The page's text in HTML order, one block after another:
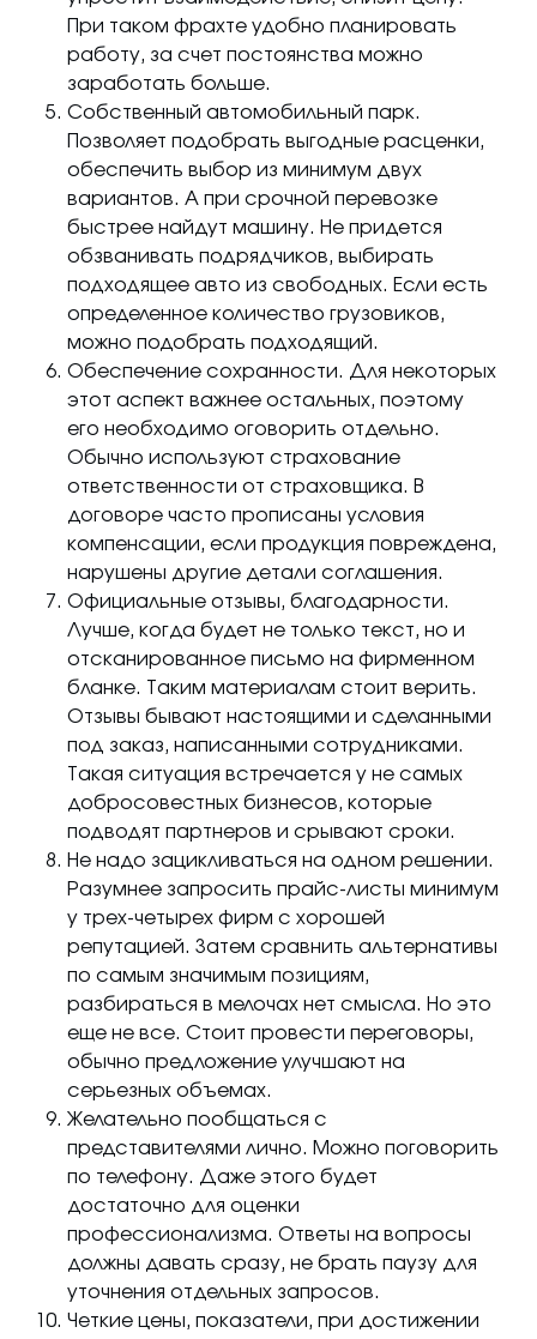
При таком фрахте удобно планировать
работу, за счет постоянства можно
заработать больше.
Собственный автомобильный парк.
Позволяет подобрать выгодные расценки,
обеспечить выбор из минимум двух
вариантов. А при срочной перевозке
быстрее найдут машину. Не придется
обзванивать подрядчиков, выбирать
подходящее авто из свободных. Если есть
определенное количество грузовиков,
можно подобрать подходящий.
Обеспечение сохранности. Для некоторых
этот аспект важнее остальных, поэтому
его необходимо оговорить отдельно.
Обычно используют страхование
ответственности от страховщика. В
договоре часто прописаны условия
компенсации, если продукция повреждена,
нарушены другие детали соглашения.
Официальные отзывы, благодарности.
Лучше, когда будет не только текст, но и
отсканированное письмо на фирменном
бланке. Таким материалам стоит верить.
Отзывы бывают настоящими и сделанными
под заказ, написанными сотрудниками.
Такая ситуация встречается у не самых
добросовестных бизнесов, которые
подводят партнеров и срывают сроки.
Не надо зацикливаться на одном решении.
Разумнее запросить прайс-листы минимум
у трех-четырех фирм с хорошей
репутацией. Затем сравнить альтернативы
по самым значимым позициям,
разбираться в мелочах нет смысла. Но это
еще не все. Стоит провести переговоры,
обычно предложение улучшают на
серьезных объемах.
Желательно пообщаться с
представителями лично. Можно поговорить
по телефону. Даже этого будет
достаточно для оценки
профессионализма. Ответы на вопросы
должны давать сразу, не брать паузу для
уточнения отдельных запросов.
Четкие цены, показатели, при достижении